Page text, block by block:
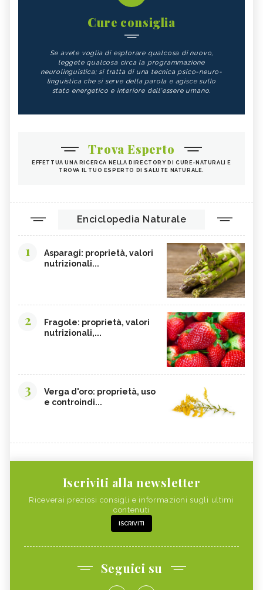
Cure consiglia
Se avete voglia di esplorare qualcosa di nuovo,
leggete qualcosa circa la programmazione
neurolinguistica; si tratta di una tecnica psico-neuro-
linguistica che si serve della parola e agisce sullo
stato energetico e interiore dell'essere umano.
Trova Esperto
EFFETTUA UNA RICERCA NELLA DIRECTORY DI CURE-NATURALI E
TROVA IL TUO ESPERTO DI SALUTE NATURALE.
Enciclopedia Naturale
1
Asparagi: proprietà, valori
nutrizionali...
2
Fragole: proprietà, valori
nutrizionali,...
3
Verga d'oro: proprietà, uso
e controindi...
Iscriviti alla newsletter
Riceverai preziosi consigli e informazioni sugli ultimi
contenuti
ISCRIVITI
Seguici su